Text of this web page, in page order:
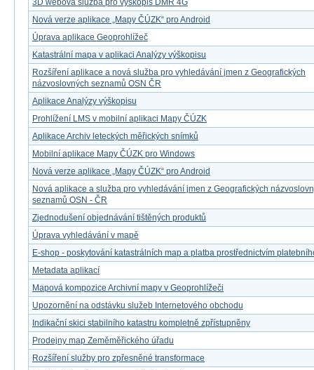
3D webová služba pro výškopis DMR 4G
Nová verze aplikace „Mapy ČÚZK“ pro Android
Úprava aplikace Geoprohlížeč
Katastrální mapa v aplikaci Analýzy výškopisu
Rozšíření aplikace a nová služba pro vyhledávání jmen z Geografických
názvoslovných seznamů OSN ČR
Aplikace Analýzy výškopisu
Prohlížení LMS v mobilní aplikaci Mapy ČÚZK
Aplikace Archiv leteckých měřických snímků
Mobilní aplikace Mapy ČÚZK pro Windows
Nová verze aplikace „Mapy ČÚZK“ pro Android
Nová aplikace a služba pro vyhledávání jmen z Geografických
seznamů OSN - ČR
Zjednodušení objednávání tištěných produktů
Úprava vyhledávání v mapě
E-shop - poskytování katastrálních map a platba prostřednictvím
Metadata aplikací
Mapová kompozice Archivní mapy v Geoprohlížeči
Upozornění na odstávku služeb Internetového obchodu
Indikační skici stabilního katastru kompletně zpřístupněny
Prodejny map Zeměměřického úřadu
Rozšíření služby pro zpřesněné transformace